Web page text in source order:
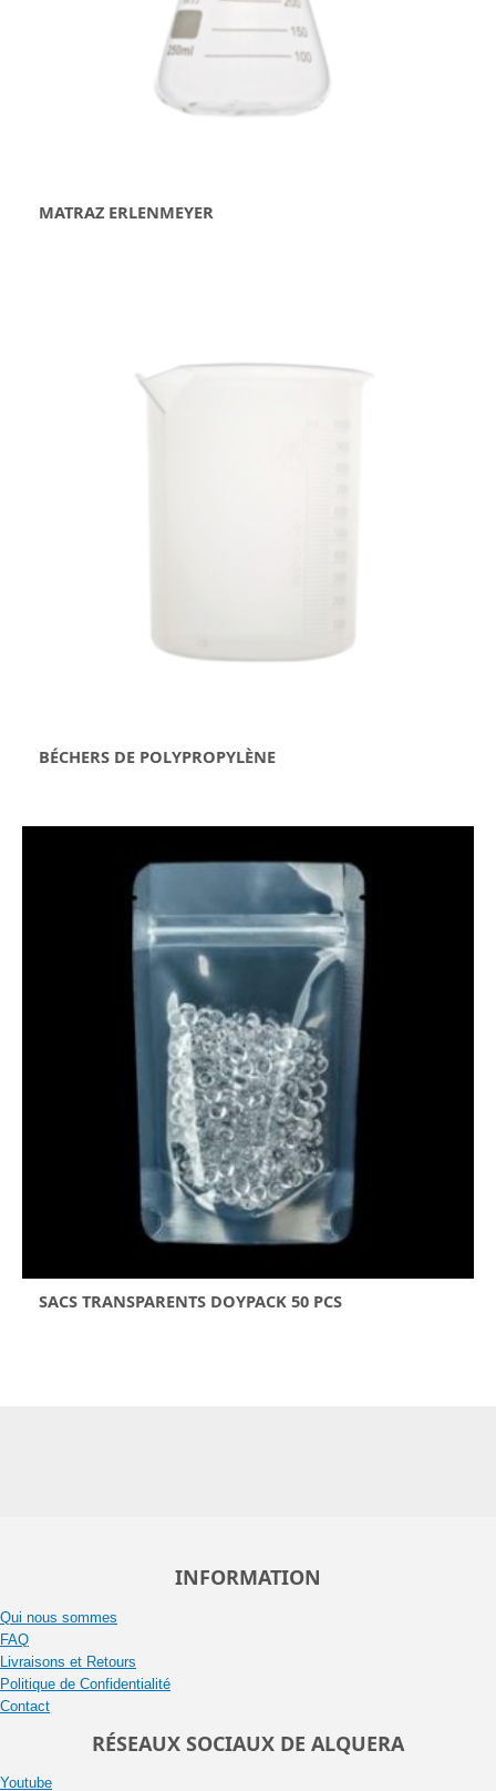
MATRAZ ERLENMEYER
BÉCHERS DE POLYPROPYLÈNE
SACS TRANSPARENTS DOYPACK 50 PCS
INFORMATION
Qui nous sommes
FAQ
Livraisons et Retours
Politique de Confidentialité
Contact
RÉSEAUX SOCIAUX DE ALQUERA
Youtube